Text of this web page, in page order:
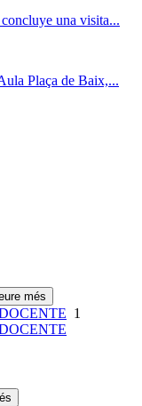
una visita...
Plaça de Baix,...
més
1